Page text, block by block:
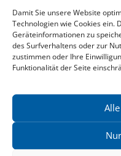
Damit Sie unsere Website
Technologien wie Cookies ein.
Geräteinformationen zu
des Surfverhaltens oder zur
zustimmen oder Ihre
Funktionalität der Seite
Aktuelle Vorschau
Entdecken Sie das
Hier finden Sie die
reinlesen oder
Download: Vorschau
Mehr aktuelle
News zu aktuellen
Verlag – jederzeit wieder